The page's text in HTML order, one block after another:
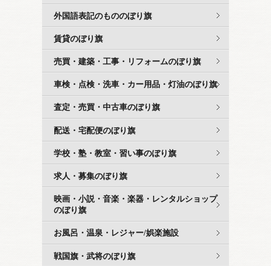
外国語表記のもののぼり旗
賃貸のぼり旗
売買・建築・工事・リフォームのぼり旗
車検・点検・洗車・カー用品・灯油のぼり旗
査定・売買・中古車のぼり旗
配送・宅配便のぼり旗
学校・塾・教室・習い事のぼり旗
求人・募集のぼり旗
映画・小説・音楽・楽器・レンタルショップ
のぼり旗
お風呂・温泉・レジャー/娯楽施設
戦国旗・武将のぼり旗